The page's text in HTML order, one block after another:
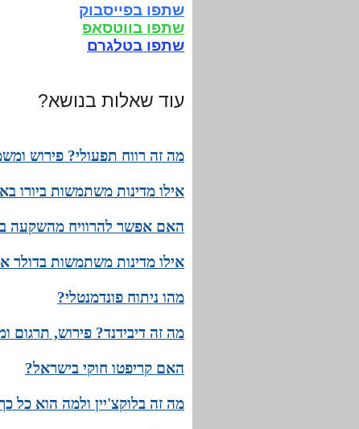
שתפו בפייסבוק
שתפו בווטסאפ
שתפו בטלגרם
עוד שאלות בנושא?
מה זה רווח תפעולי? פירוש
אילו מדינות משתמשות ביורו
האם אפשר להרוויח מהשקעה
אילו מדינות משתמשות
מהו ניתוח פונדמנטלי?
מה זה דיבידנד? פירוש, תרגום
האם קריפטו חוקי בישראל?
מה זה בלוקצ'יין ולמה הוא כל